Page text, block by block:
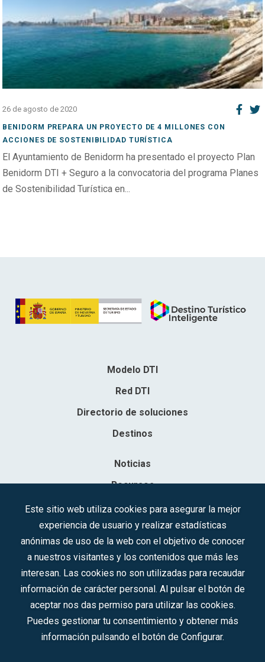
26 de agosto de 2020
BENIDORM PREPARA UN PROYECTO DE 4 MILLONES CON
ACCIONES DE SOSTENIBILIDAD TURÍSTICA
El Ayuntamiento de Benidorm ha presentado el proyecto Plan
Benidorm DTI + Seguro a la convocatoria del programa Planes
de Sostenibilidad Turística en...
Modelo DTI
Red DTI
Directorio de soluciones
Destinos
Noticias
Recursos
Contacto
Sociedad Mercantil Estatal para la Gestión de la Innovación y las
Tecnologías Turísticas, S.A.M.P.
Inscrita en el R.M. de Madrid, T, 12593, Se. 8, F. 129, H. 201.307.
C.I.F.: A-81/874.984
Síguenos en redes sociales:
Este sitio web utiliza cookies para asegurar la mejor
experiencia de usuario y realizar estadísticas
anónimas de uso de la web con el objetivo de conocer
a nuestros visitantes y los contenidos que más les
interesan. Las cookies no son utilizadas para recaudar
información de carácter personal. Al pulsar el botón de
aceptar nos das permiso para utilizar las cookies.
Puedes gestionar tu consentimiento y obtener más
información pulsando el botón de Configurar.